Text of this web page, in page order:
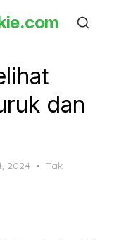
dan
2024
Tak